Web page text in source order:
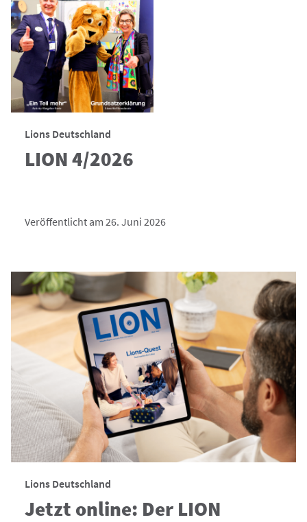
Lions Deutschland
LION 4/2026
Veröffentlicht am 26. Juni 2026
Lions Deutschland
Jetzt online: Der LION